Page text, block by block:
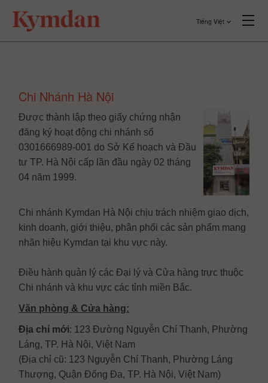
Tiếng Việt
Chi Nhánh Hà Nội
Được thành lập theo giấy chứng nhận
đăng ký hoạt động chi nhánh số
0301666989-001 do Sở Kế hoạch và Đầu
tư TP. Hà Nội cấp lần đầu ngày 02 tháng
04 năm 1999.
Chi nhánh Kymdan Hà Nội chịu trách nhiệm giao dịch,
kinh doanh, giới thiệu, phân phối các sản phẩm mang
nhãn hiệu Kymdan tại khu vực này.
Điều hành quản lý các Đại lý và Cửa hàng trực thuộc
Chi nhánh và khu vực các tỉnh miền Bắc.
Văn phòng & Cửa hàng:
Địa chỉ mới: 123 Đường Nguyễn Chí Thanh, Phường
Láng, TP. Hà Nội, Việt Nam
(Địa chỉ cũ: 123 Nguyễn Chí Thanh, Phường Láng
Thượng, Quận Đống Đa, TP. Hà Nội, Việt Nam)